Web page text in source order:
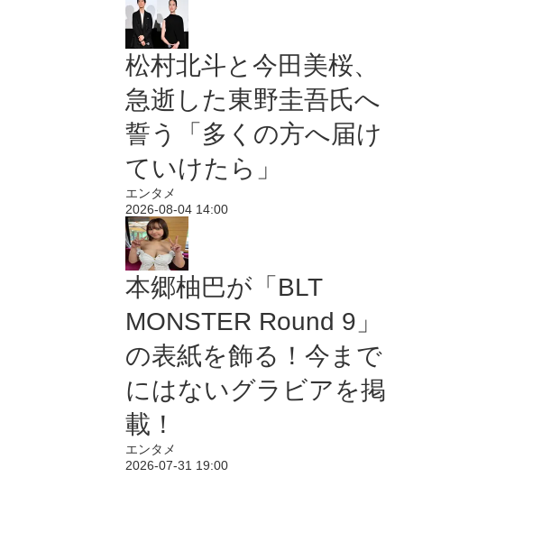
松村北斗と今田美桜、
急逝した東野圭吾氏へ
誓う「多くの方へ届け
ていけたら」
エンタメ
2026-08-04 14:00
本郷柚巴が「BLT
MONSTER Round 9」
の表紙を飾る！今まで
にはないグラビアを掲
載！
エンタメ
2026-07-31 19:00